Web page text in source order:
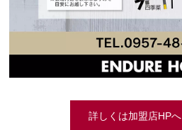
詳しくは加盟店HPへ